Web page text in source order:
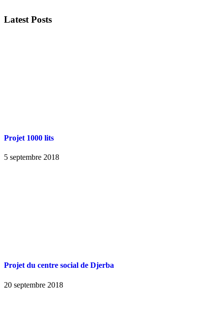
Latest Posts
Projet 1000 lits
5 septembre 2018
Projet du centre social de Djerba
20 septembre 2018